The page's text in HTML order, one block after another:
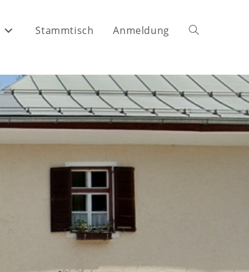
Stammtisch Anmeldung Website-
Suche
umschalten